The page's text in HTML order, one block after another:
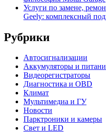
Услуги по замене,
Geely: комплексный
Рубрики
Автосигнализации
Аккумуляторы и
Видеорегистраторы
Диагностика и OBD
Климат
Мультимедиа и ГУ
Новости
Парктроники и камеры
Свет и LED